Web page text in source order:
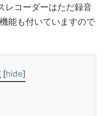
レコーダーはただ録音
能も付いていますので
[hide]